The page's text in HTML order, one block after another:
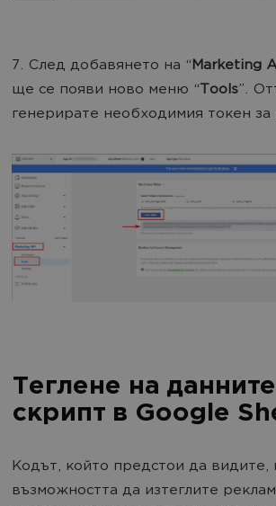
7. След добавянето на “Marketing
ще се появи ново меню “ Tools”.
генерирате необходимия токен за
Теглене на
скрипт в Google
Кодът, който предстои да видите,
възможността да изтеглите